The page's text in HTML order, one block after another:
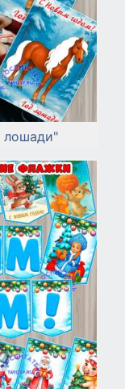
лошади"